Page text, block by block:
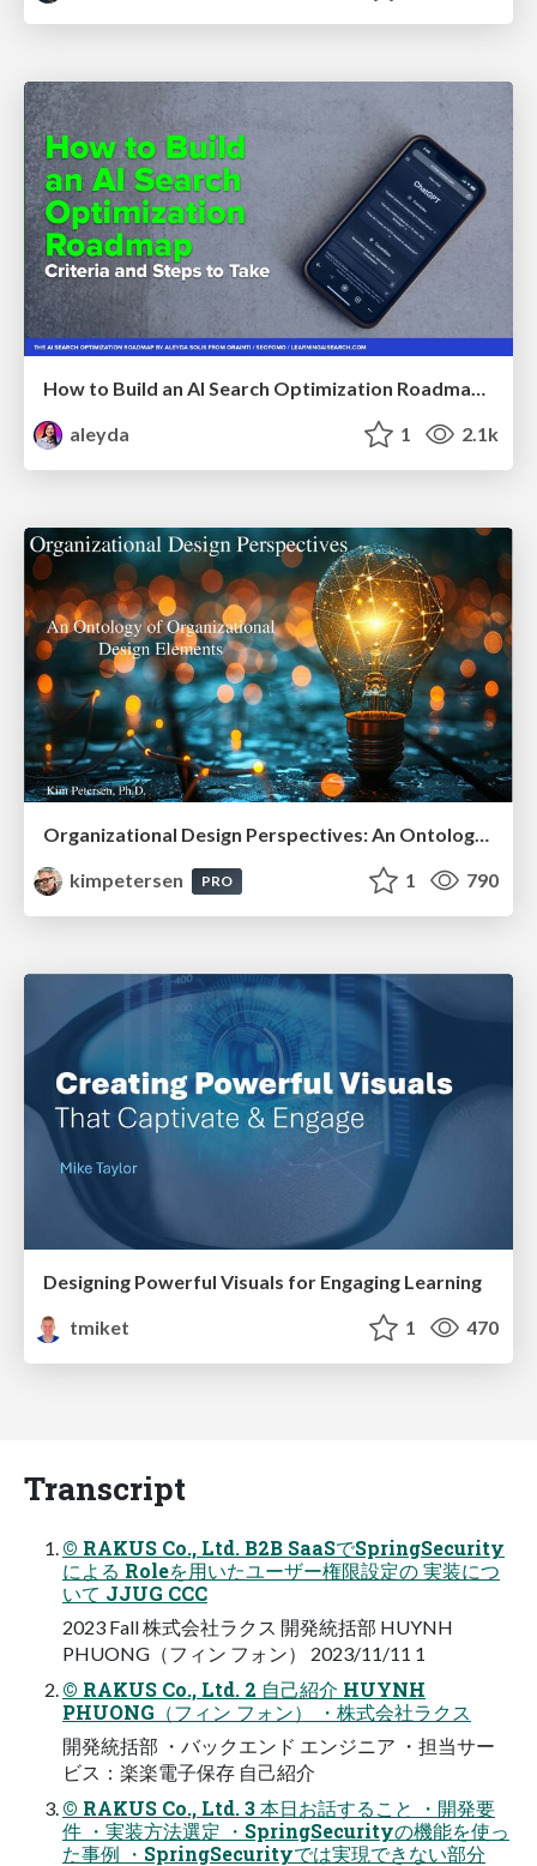
How to Build an AI Search Optimization Roadmap - Criteria and Steps to Take #SEOIRL
aleyda
1 2.1k
Organizational Design Perspectives: An Ontology of Organizational Design Elements
kimpetersen
PRO 1 790
Designing Powerful Visuals for Engaging Learning
tmiket
1 470
Transcript
© RAKUS Co., Ltd. B2B SaaSでSpringSecurity
による Roleを用いたユーザー権限設定の 実装につ
いて JJUG CCC
2023 Fall 株式会社ラクス 開発統括部 HUYNH
PHUONG（フィン フォン） 2023/11/11 1
© RAKUS Co., Ltd. 2 自己紹介 HUYNH
PHUONG（フィン フォン） ・株式会社ラクス
開発統括部 ・バックエンド エンジニア ・担当サー
ビス：楽楽電子保存 自己紹介
© RAKUS Co., Ltd. 3 本日お話すること ・開発要
件 ・実装方法選定 ・SpringSecurityの機能を使っ
た事例 ・SpringSecurityでは実現できない部分